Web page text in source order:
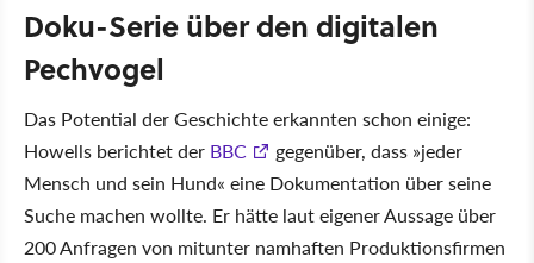
Doku-Serie über den digitalen
Pechvogel
Das Potential der Geschichte erkannten schon einige:
Howells berichtet der BBC gegenüber, dass jeder
Mensch und sein Hund eine Dokumentation über seine
Suche machen wollte. Er hätte laut eigener Aussage über
200 Anfragen von mitunter namhaften Produktionsfirmen